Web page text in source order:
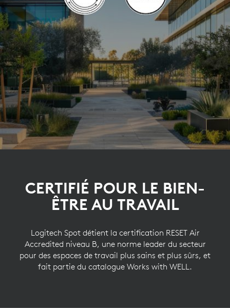
CERTIFIÉ POUR LE BIEN-
ÊTRE AU TRAVAIL
Logitech Spot détient la certification RESET Air
Accredited niveau B, une norme leader du secteur
pour des espaces de travail plus sains et plus sûrs, et
fait partie du catalogue Works with WELL.